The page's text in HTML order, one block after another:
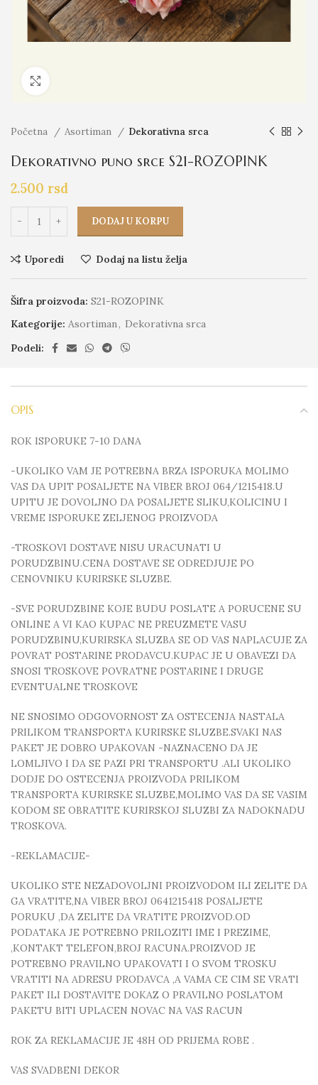
Početna Asortiman Dekorativna srca
Dekorativno puno srce S21-ROZOPINK
2.500 rsd
DODAJ U KORPU
Uporedi Dodaj na listu želja
Šifra proizvoda: S21-ROZOPINK
Kategorije: Asortiman , Dekorativna srca
Podeli:
OPIS
ROK ISPORUKE 7-10 DANA
-UKOLIKO VAM JE POTREBNA BRZA ISPORUKA MOLIMO
VAS DA UPIT POSALJETE NA VIBER BROJ 064/1215418.U
UPITU JE DOVOLJNO DA POSALJETE SLIKU,KOLICINU I
VREME ISPORUKE ZELJENOG PROIZVODA
-TROSKOVI DOSTAVE NISU URACUNATI U
PORUDZBINU.CENA DOSTAVE SE ODREDJUJE PO
CENOVNIKU KURIRSKE SLUZBE.
-SVE PORUDZBINE KOJE BUDU POSLATE A PORUCENE SU
ONLINE A VI KAO KUPAC NE PREUZMETE VASU
PORUDZBINU,KURIRSKA SLUZBA SE OD VAS NAPLACUJE ZA
POVRAT POSTARINE PRODAVCU.KUPAC JE U OBAVEZI DA
SNOSI TROSKOVE POVRATNE POSTARINE I DRUGE
EVENTUALNE TROSKOVE
NE SNOSIMO ODGOVORNOST ZA OSTECENJA NASTALA
PRILIKOM TRANSPORTA KURIRSKE SLUZBE.SVAKI NAS
PAKET JE DOBRO UPAKOVAN -NAZNACENO DA JE
LOMLJIVO I DA SE PAZI PRI TRANSPORTU .ALI UKOLIKO
DODJE DO OSTECENJA PROIZVODA PRILIKOM
TRANSPORTA KURIRSKE SLUZBE,MOLIMO VAS DA SE VASIM
KODOM SE OBRATITE KURIRSKOJ SLUZBI ZA NADOKNADU
TROSKOVA.
-REKLAMACIJE-
UKOLIKO STE NEZADOVOLJNI PROIZVODOM ILI ZELITE DA
GA VRATITE,NA VIBER BROJ 0641215418 POSALJETE
PORUKU ,DA ZELITE DA VRATITE PROIZVOD.OD
PODATAKA JE POTREBNO PRILOZITI IME I PREZIME,
,KONTAKT TELEFON,BROJ RACUNA.PROIZVOD JE
POTREBNO PRAVILNO UPAKOVATI I O SVOM TROSKU
VRATITI NA ADRESU PRODAVCA ,A VAMA CE CIM SE VRATI
PAKET ILI DOSTAVITE DOKAZ O PRAVILNO POSLATOM
PAKETU BITI UPLACEN NOVAC NA VAS RACUN
ROK ZA REKLAMACIJE JE 48H OD PRIJEMA ROBE .
VAS SVADBENI DEKOR